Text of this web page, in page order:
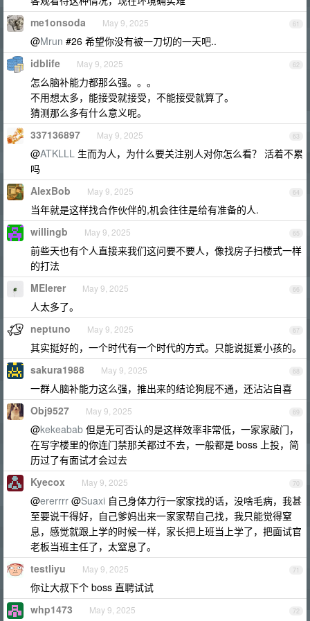
61
me1onsoda May 9, 2025
@Mrun #26 希望你没有被一刀切的一天吧..
62
idblife May 9, 2025
怎么脑补能力都那么强。。。
不用想太多，能接受就接受，不能接受就算了。
猜测那么多有什么意义呢。
63
337136897 May 9, 2025
@ATKLLL 生而为人，为什么要关注别人对你怎么看？ 活着不累
吗
64
AlexBob May 9, 2025
当年就是这样找合作伙伴的,机会往往是给有准备的人.
65
willingb May 9, 2025
前些天也有个人直接来我们这问要不要人，像找房子扫楼式一样
的打法
66
MEIerer May 9, 2025
人太多了。
67
neptuno May 9, 2025
其实挺好的，一个时代有一个时代的方式。只能说挺爱小孩的。
68
sakura1988 May 9, 2025
一群人脑补能力这么强，推出来的结论狗屁不通，还沾沾自喜
69
Obj9527 May 9, 2025
@kekeabab 但是无可否认的是这样效率非常低，一家家敲门，
在写字楼里的你连门禁那关都过不去，一般都是 boss 上投，简
历过了有面试才会过去
70
Kyecox May 9, 2025
@ererrrr @Suaxi 自己身体力行一家家找的话，没啥毛病，我甚
至要说干得好，自己爹妈出来一家家帮自己找，我只能觉得窒
息，感觉就跟上学的时候一样，家长把上班当上学了，把面试官
老板当班主任了，太窒息了。
71
testliyu May 9, 2025
你让大叔下个 boss 直聘试试
72
whp1473 May 9, 2025